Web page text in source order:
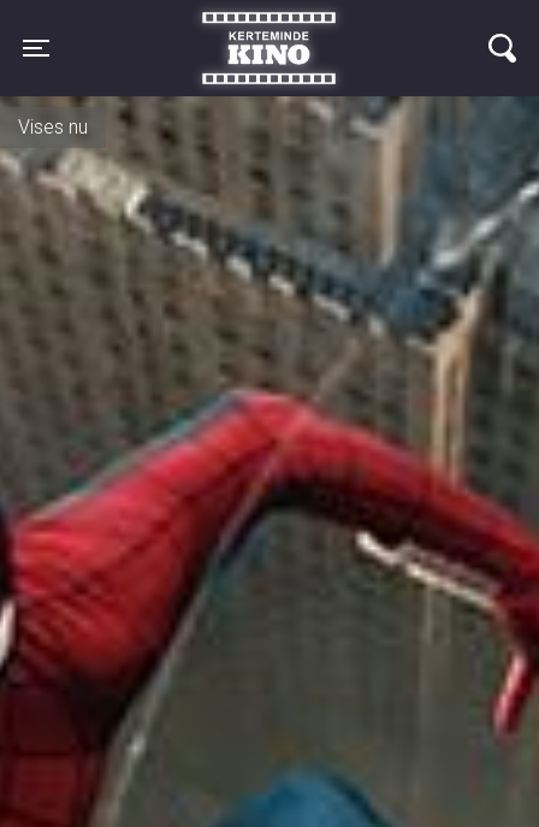
Toggle navigation
Kerteminde Kino
ASTAAFTEN d. 17. august